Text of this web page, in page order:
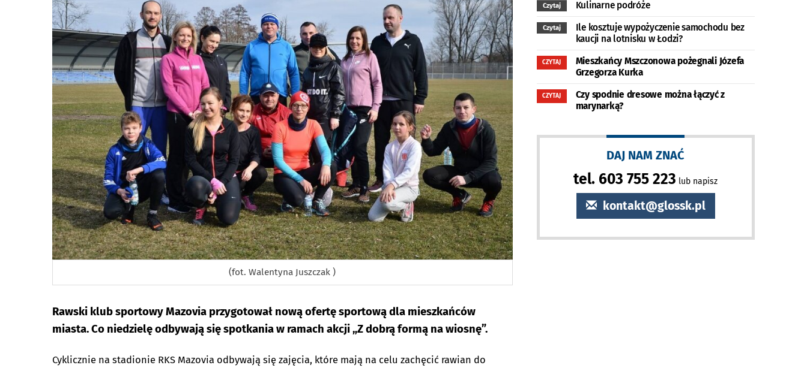
(fot. Walentyna Juszczak )
Rawski klub sportowy Mazovia przygotował nową ofertę sportową dla mieszkańców
miasta. Co niedzielę odbywają się spotkania w ramach akcji „Z dobrą formą na wiosnę”.
Cyklicznie na stadionie RKS Mazovia odbywają się zajęcia, które mają na celu zachęcić rawian do
Czytaj Kulinarne podróże
Czytaj
Ile kosztuje wypożyczenie samochodu bez
kaucji na lotnisku w Łodzi?
CZYTAJ
Mieszkańcy Mszczonowa pożegnali Józefa
Grzegorza Kurka
CZYTAJ
Czy spodnie dresowe można łączyć z
marynarką?
DAJ NAM ZNAĆ
tel. 603 755 223 lub napisz
kontakt@glossk.pl